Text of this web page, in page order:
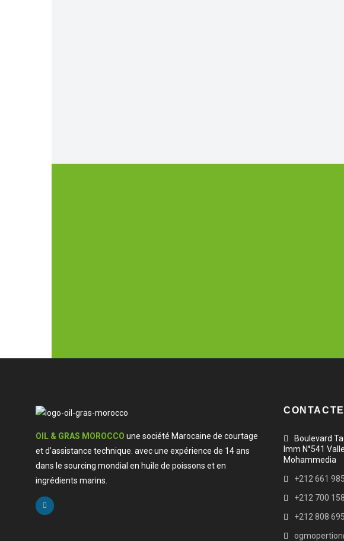
OIL & GRAS MOROCCO une société Marocaine de courtage
et d’assistance technique. avec une expérience de 14 ans
dans le sourcing mondial en huile de poissons et en
ingrédients marins.
Boulevard
Imm N°541
Mohammedia
+212 661
+212 700
+212 808